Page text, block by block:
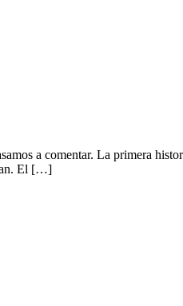
a comentar. La primera
El […]